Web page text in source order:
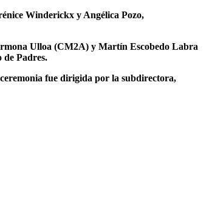
Winderickx y Angélica Pozo,
Ulloa (CM2A) y Martín Escobedo Labra
de Padres.
fue dirigida por la subdirectora,